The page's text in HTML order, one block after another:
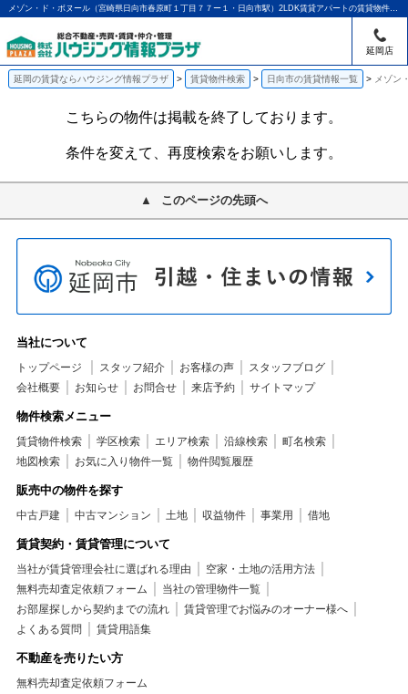
メゾン・ド・ボヌール（宮崎県日向市春原町１丁目７７ー１・日向市駅）2LDK賃貸アパートの賃貸物件情報｜アパマンショップ延岡店｜ハウジング情報プラザ
延岡店
延岡の賃貸ならハウジング情報プラザ 賃貸物件検索 日向市の賃貸情報一覧 メゾン
こちらの物件は掲載を終了しております。
条件を変えて、再度検索をお願いします。
このページの先頭へ
当社について
トップページ スタッフ紹介 お客様の声
スタッフブログ
会社概要
お知らせ お問合せ 来店予約 サイトマップ
物件検索メニュー
賃貸物件検索 学区検索 エリア検索 沿線検索
町名検索
地図検索
お気に入り物件一覧 物件閲覧履歴
販売中の物件を探す
中古戸建 中古マンション 土地 収益物件 事業用 借地
賃貸契約・賃貸管理について
当社が賃貸管理会社に選ばれる理由
空家・土地の活用方法
無料売却査定依頼フォーム
当社の管理物件一覧
お部屋探しから契約までの流れ
賃貸管理でお悩みのオーナー様へ
よくある質問
賃貸用語集
不動産を売りたい方
無料売却査定依頼フォーム